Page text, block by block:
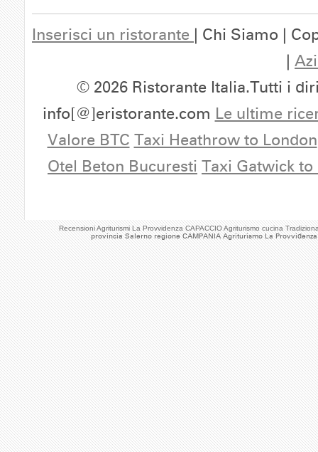
Recensioni Agriturismi La Provvidenza CAPACCIO Agriturismo cucina
provincia Salerno regione CAMPANIA Agriturismo La Provvidenza
Inserisci un ristorante | Chi Siamo |
|
© 2026 Ristorante Italia.Tutti i
info[@]eristorante.com Le ultime
Valore BTC Taxi Heathrow to London
Otel Beton Bucuresti Taxi Gatwick to